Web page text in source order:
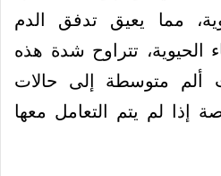
مما يعيق تدفق الدم
الحيوية، تتراوح شدة هذه
ألم متوسطة إلى حالات
إذا لم يتم التعامل معها